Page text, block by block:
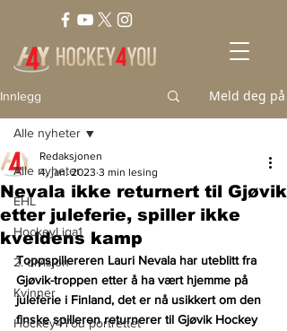
Innlegg Meld deg på
Alle nyheter
EHL
HockeyLiga1
2. divisjon
Kvinner
Hockey4You portrettet
Alle nyheter
Nevala ikke returnert til Gjøvik
etter juleferie, spiller ikke
kveldens kamp
Redaksjonen
4. jan. 2023 3 min lesing
Toppspillereren Lauri Nevala har uteblitt fra
Gjøvik-troppen etter å ha vært hjemme på
juleferie i Finland, det er nå usikkert om den
finske spilleren returnerer til Gjøvik Hockey